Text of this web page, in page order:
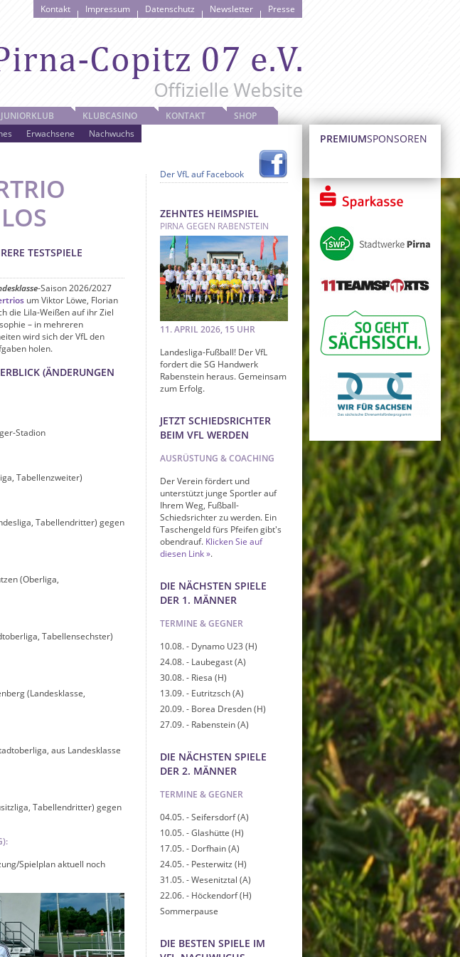
Kontakt Impressum Datenschutz Newsletter Presse
Erwachsene Nachwuchs
JUNIORKLUB KLUBCASINO KONTAKT SHOP
Der VfL auf Facebook
PREMIUMSPONSOREN
TESTSPIELE
-Saison 2026/2027
um Viktor Löwe, Florian
die Lila-Weißen auf ihr Ziel
– in mehreren
wird sich der VfL den
holen.
(ÄNDERUNGEN
Stadion
Tabellenzweiter)
Tabellendritter) gegen
(Oberliga,
Tabellensechster)
(Landesklasse,
aus Landesklasse
Tabellendritter) gegen
Spielplan aktuell noch
ZEHNTES HEIMSPIEL
PIRNA GEGEN RABENSTEIN
11. APRIL 2026, 15 UHR
Landesliga-Fußball! Der VfL
fordert die SG Handwerk
Rabenstein heraus. Gemeinsam
zum Erfolg.
JETZT SCHIEDSRICHTER
BEIM VFL WERDEN
AUSRÜSTUNG & COACHING
Der Verein fördert und
unterstützt junge Sportler auf
Ihrem Weg, Fußball-
Schiedsrichter zu werden. Ein
Taschengeld fürs Pfeifen gibt's
obendrauf. Klicken Sie auf
diesen Link .
DIE NÄCHSTEN SPIELE
DER 1. MÄNNER
TERMINE & GEGNER
10.08. - Dynamo U23 (H)
24.08. - Laubegast (A)
30.08. - Riesa (H)
13.09. - Eutritzsch (A)
20.09. - Borea Dresden (H)
27.09. - Rabenstein (A)
DIE NÄCHSTEN SPIELE
DER 2. MÄNNER
TERMINE & GEGNER
04.05. - Seifersdorf (A)
10.05. - Glashütte (H)
17.05. - Dorfhain (A)
24.05. - Pesterwitz (H)
31.05. - Wesenitztal (A)
22.06. - Höckendorf (H)
Sommerpause
DIE BESTEN SPIELE IM